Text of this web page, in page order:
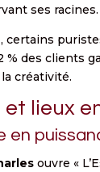
ses racines.
certains
% des clients
créativité.
et lieux
en
ouvre «